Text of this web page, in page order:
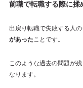
前職で転職する際に揉
出戻り転職で失敗する人
があったことです。
このような過去の問題が
なります。